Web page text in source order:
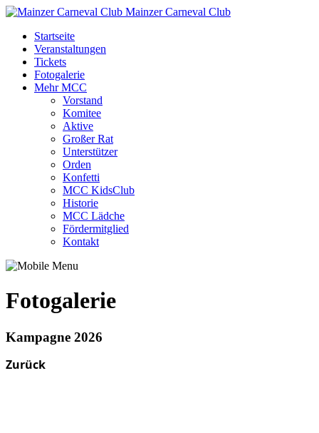
Mainzer Carneval Club
Startseite
Veranstaltungen
Tickets
Fotogalerie
Mehr MCC
Vorstand
Komitee
Aktive
Großer Rat
Unterstützer
Orden
Konfetti
MCC KidsClub
Historie
MCC Lädche
Fördermitglied
Kontakt
Fotogalerie
Kampagne 2026
Zurück